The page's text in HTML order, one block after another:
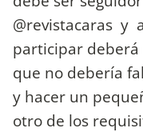
@revistacaras y
participar
que no debería
y hacer un
otro de los